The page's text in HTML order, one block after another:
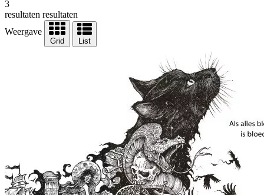
3
resultaten resultaten
Weergave
Grid List